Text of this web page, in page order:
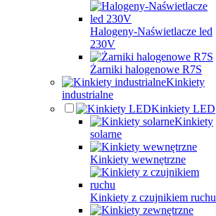
Halogeny-Naświetlacze led
230V
Żarniki halogenowe R7S
Kinkiety
industrialne
Kinkiety LED
Kinkiety
solarne
Kinkiety wewnętrzne
Kinkiety z czujnikiem ruchu